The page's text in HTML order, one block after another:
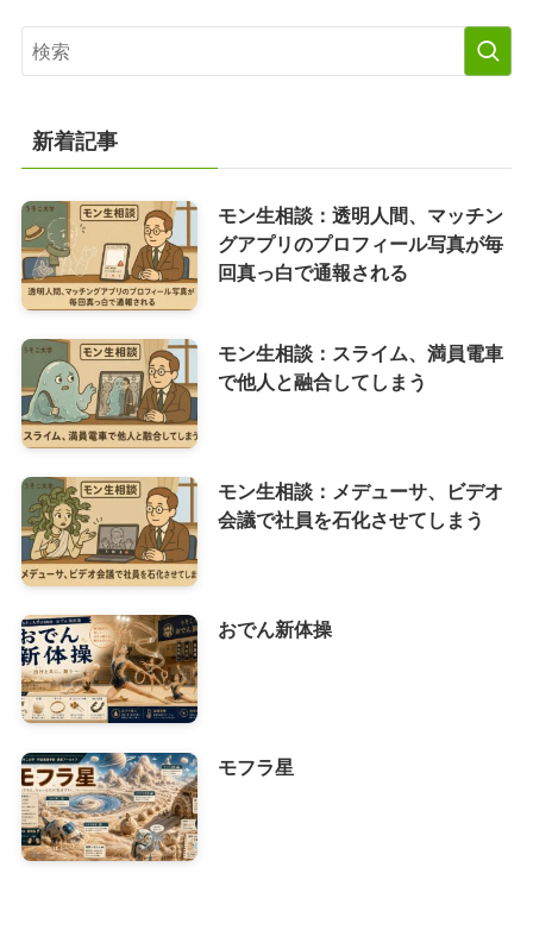
新着記事
モン生相談：透明人間、マッチン
グアプリのプロフィール写真が毎
回真っ白で通報される
モン生相談：スライム、満員電車
で他人と融合してしまう
モン生相談：メデューサ、ビデオ
会議で社員を石化させてしまう
おでん新体操
モフラ星